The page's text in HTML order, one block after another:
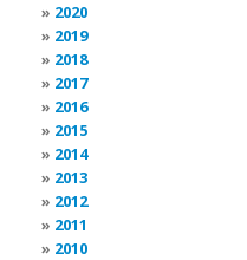
2020
2019
2018
2017
2016
2015
2014
2013
2012
2011
2010